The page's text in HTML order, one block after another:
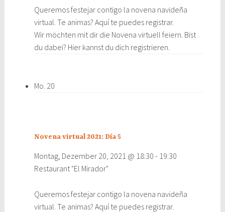
Queremos festejar contigo la novena navideña
virtual. Te animas? Aquí te puedes registrar.
Wir möchten mit dir die Novena virtuell feiern. Bist
du dabei? Hier kannst du dich registrieren.
Mo. 20
Novena virtual 2021: Día 5
Montag, Dezember 20, 2021 @ 18:30 - 19:30
Restaurant "El Mirador"
Queremos festejar contigo la novena navideña
virtual. Te animas? Aquí te puedes registrar.